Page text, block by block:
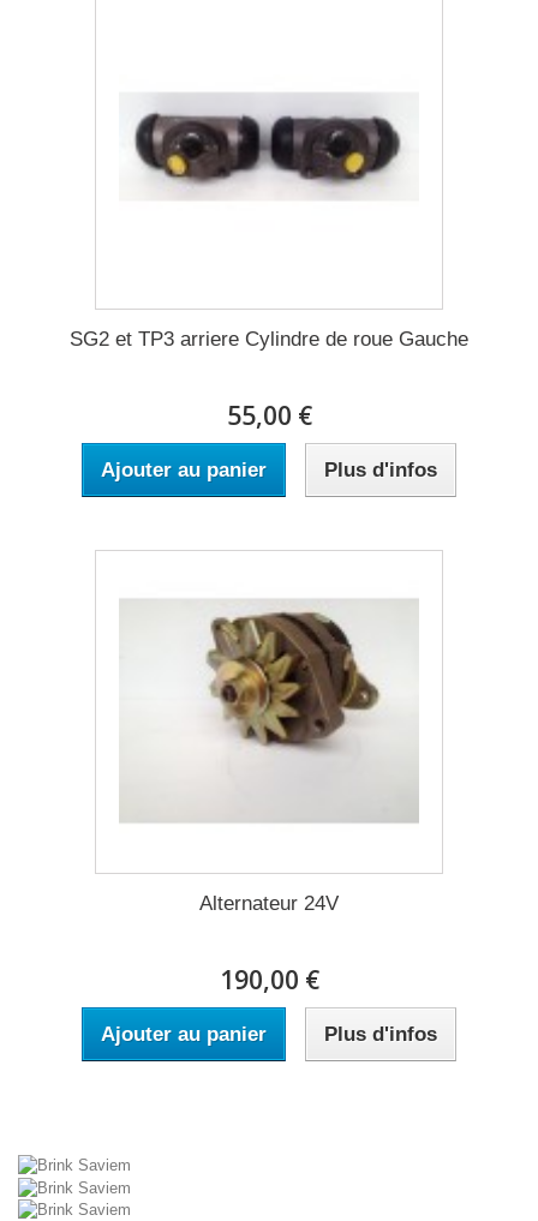
SG2 et TP3 arriere Cylindre de roue Gauche
55,00 €
Ajouter au panier Plus d'infos
Alternateur 24V
190,00 €
Ajouter au panier Plus d'infos